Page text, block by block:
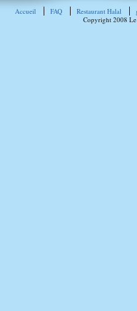
Accueil FAQ Restaurant Halal
Copyright 2008